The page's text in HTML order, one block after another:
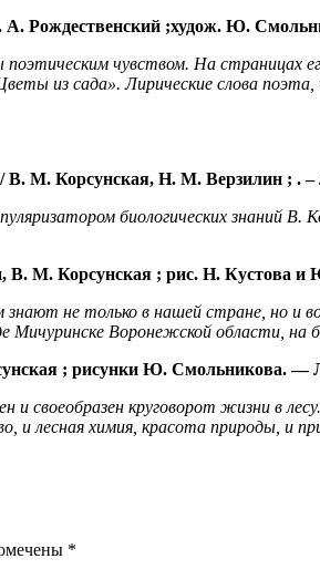
А. Рождественский ;худож. Ю.
чувством. На страницах
из сада». Лирические слова
В. М. Корсунская, Н. М. Верзилин ; . –
биологических знаний
В. М. Корсунская ; рис. Н. Кустова и
знают не только в нашей стране, но и
Воронежской области, на
; рисунки Ю. Смольникова. —
круговорот жизни в
, и лесная химия, красота природы, и
*